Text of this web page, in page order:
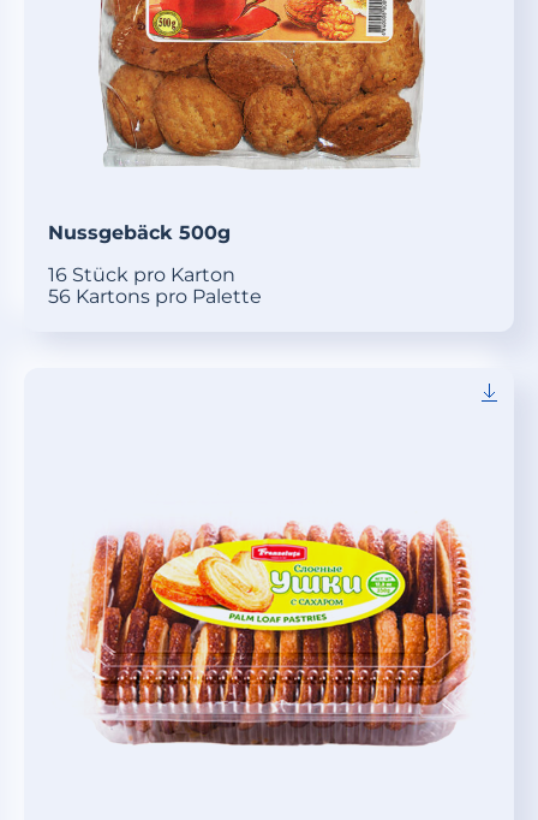
Nussgebäck 500g
16 Stück pro Karton
56 Kartons pro Palette